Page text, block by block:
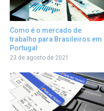
Como é o mercado de
trabalho para Brasileiros em
Portugal
23 de agosto de 2021